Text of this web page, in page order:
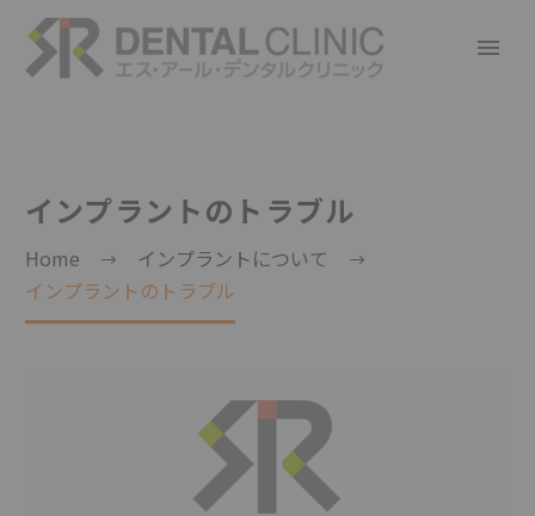
インプラントのトラブル
Home
インプラントについて
インプラントのトラブル